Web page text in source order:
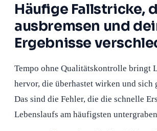
Häufige Fallstricke,
ausbremsen und
Ergebnisse
Tempo ohne Qualitätskontrolle bringt
hervor, die überhastet wirken und sich
Das sind die Fehler, die die schnelle
Lebenslaufs am häufigsten